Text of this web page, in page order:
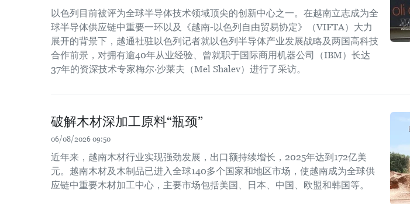
以色列目前被评为全球半导体技术领域顶尖的创新中心之一。在越南立志成为全
球半导体供应链中重要一环以及《越南-以色列自由贸易协定》（VIFTA）大力
展开的背景下，越通社驻以色列记者就以色列半导体产业发展战略及两国高科技
合作前景，对拥有逾40年从业经验、曾就职于国际商用机器公司（IBM）长达
37年的资深技术专家梅尔·沙莱夫（Mel Shalev）进行了采访。
破解木材深加工原料“瓶颈”
06/08/2026 09:50
近年来，越南木材行业实现强劲发展，出口额持续增长，2025年达到172亿美
元。越南木材及木制品已进入全球140多个国家和地区市场，使越南成为全球供
应链中重要木材加工中心，主要市场包括美国、日本、中国、欧盟和韩国等。